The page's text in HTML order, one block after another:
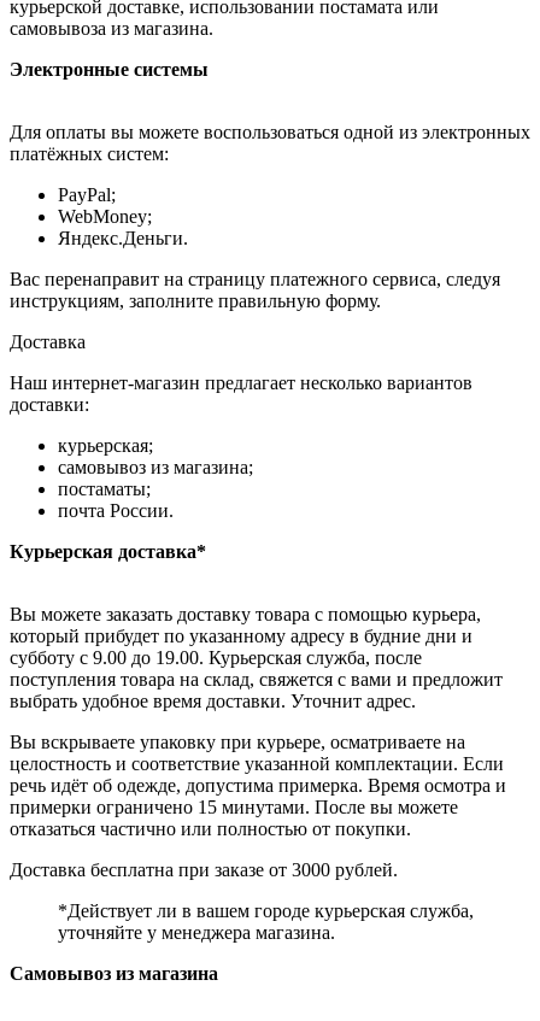
курьерской доставке, использовании постамата или
самовывоза из магазина.
Электронные системы
Для оплаты вы можете воспользоваться одной из электронных
платёжных систем:
PayPal;
WebMoney;
Яндекс.Деньги.
Вас перенаправит на страницу платежного сервиса, следуя
инструкциям, заполните правильную форму.
Доставка
Наш интернет-магазин предлагает несколько вариантов
доставки:
курьерская;
самовывоз из магазина;
постаматы;
почта России.
Курьерская доставка*
Вы можете заказать доставку товара с помощью курьера,
который прибудет по указанному адресу в будние дни и
субботу с 9.00 до 19.00. Курьерская служба, после
поступления товара на склад, свяжется с вами и предложит
выбрать удобное время доставки. Уточнит адрес.
Вы вскрываете упаковку при курьере, осматриваете на
целостность и соответствие указанной комплектации. Если
речь идёт об одежде, допустима примерка. Время осмотра и
примерки ограничено 15 минутами. После вы можете
отказаться частично или полностью от покупки.
Доставка бесплатна при заказе от 3000 рублей.
*Действует ли в вашем городе курьерская служба,
уточняйте у менеджера магазина.
Самовывоз из магазина